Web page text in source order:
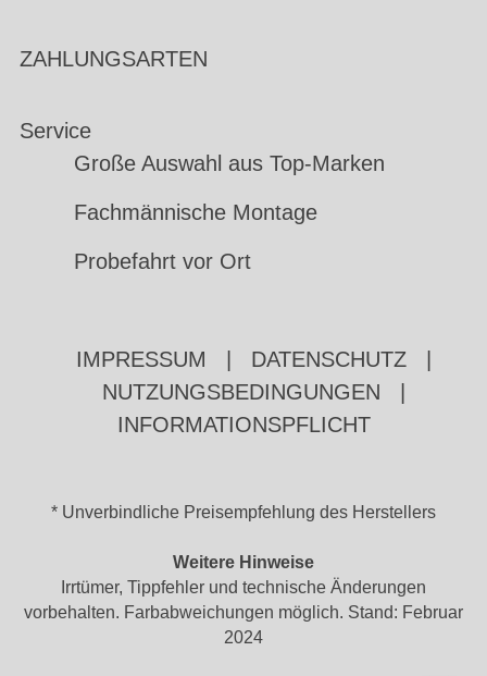
ZAHLUNGSARTEN
Service
Große Auswahl aus Top-Marken
Fachmännische Montage
Probefahrt vor Ort
IMPRESSUM DATENSCHUTZ
NUTZUNGSBEDINGUNGEN
INFORMATIONSPFLICHT
* Unverbindliche Preisempfehlung des Herstellers
Weitere Hinweise
Irrtümer, Tippfehler und technische Änderungen
vorbehalten. Farbabweichungen möglich. Stand: Februar
2024